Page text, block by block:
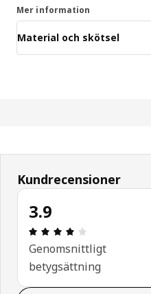
Mer information
Material och skötsel
Kundrecensioner
3.9
Recension:
Genomsnittligt
betygsättning